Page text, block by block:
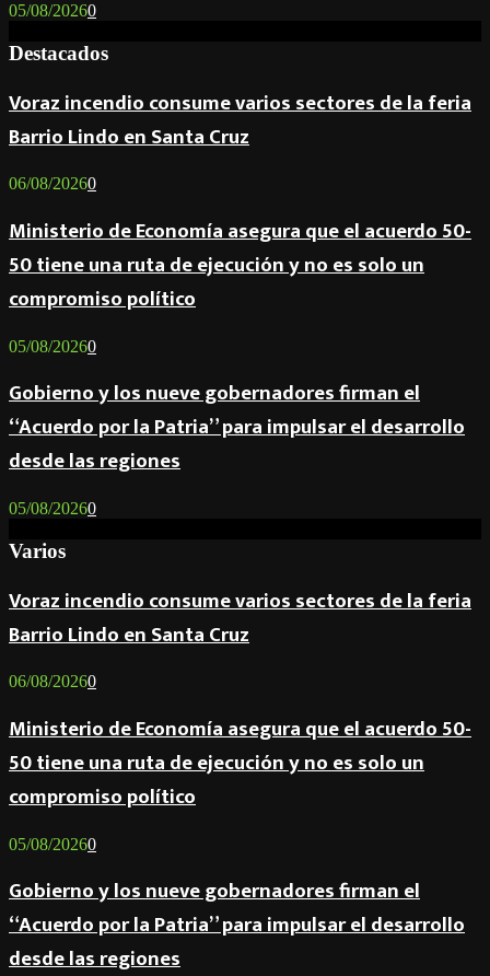
05/08/20260
Destacados
Voraz incendio consume varios sectores de la feria
Barrio Lindo en Santa Cruz
06/08/20260
Ministerio de Economía asegura que el acuerdo 50-
50 tiene una ruta de ejecución y no es solo un
compromiso político
05/08/20260
Gobierno y los nueve gobernadores firman el
“Acuerdo por la Patria” para impulsar el desarrollo
desde las regiones
05/08/20260
Varios
Voraz incendio consume varios sectores de la feria
Barrio Lindo en Santa Cruz
06/08/20260
Ministerio de Economía asegura que el acuerdo 50-
50 tiene una ruta de ejecución y no es solo un
compromiso político
05/08/20260
Gobierno y los nueve gobernadores firman el
“Acuerdo por la Patria” para impulsar el desarrollo
desde las regiones